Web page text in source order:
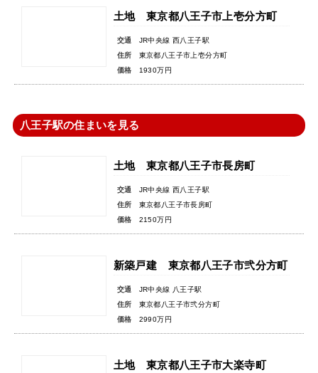
土地 東京都八王子市上壱分方町
交通
JR中央線 西八王子駅
住所
東京都八王子市上壱分方町
価格
1930万円
八王子駅の住まいを見る
土地 東京都八王子市長房町
交通
JR中央線 西八王子駅
住所
東京都八王子市長房町
価格
2150万円
新築戸建 東京都八王子市弐分方町
交通
JR中央線 八王子駅
住所
東京都八王子市弐分方町
価格
2990万円
土地 東京都八王子市大楽寺町